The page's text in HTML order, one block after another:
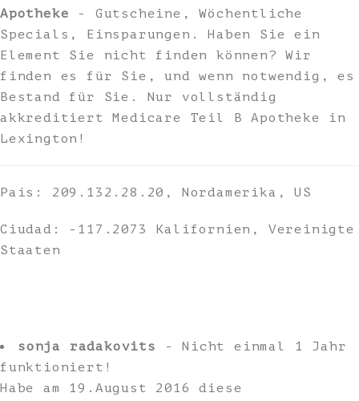
Apotheke - Gutscheine, Wöchentliche
Specials, Einsparungen. Haben Sie ein
Element Sie nicht finden können? Wir
finden es für Sie, und wenn notwendig, es
Bestand für Sie. Nur vollständig
akkreditiert Medicare Teil B Apotheke in
Lexington!
País: 209.132.28.20, Nordamerika, US
Ciudad: -117.2073 Kalifornien, Vereinigte
Staaten
sonja radakovits
- Nicht einmal 1 Jahr
funktioniert!
Habe am 19.August 2016 diese